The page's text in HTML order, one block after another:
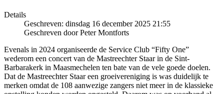
Details
Geschreven: dinsdag 16 december 2025 21:55
Geschreven door Peter Montforts
Evenals in 2024 organiseerde de Service Club “Fifty One”
wederom een concert van de Mastreechter Staar in de Sint-
Barbarakerk in Maasmechelen ten bate van de vele goede doelen.
Dat de Mastreechter Staar een groeivereniging is was duidelijk te
merken omdat de 108 aanwezige zangers niet meer in de klassieke